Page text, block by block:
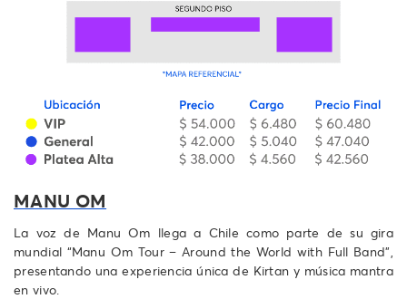
MANU OM
La voz de Manu Om llega a Chile como parte de su gira
mundial “Manu Om Tour – Around the World with Full Band”,
presentando una experiencia única de Kirtan y música mantra
en vivo.